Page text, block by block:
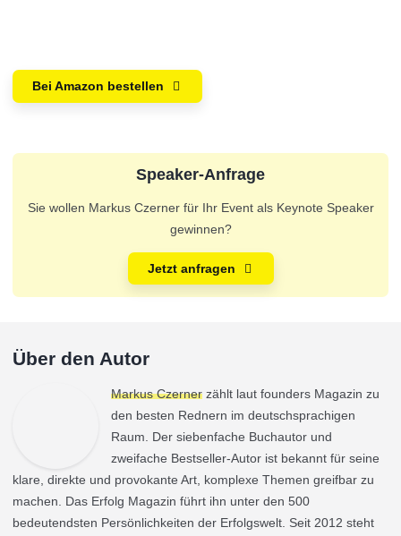
Bei Amazon bestellen
Speaker-Anfrage
Sie wollen Markus Czerner für Ihr Event als Keynote Speaker
gewinnen?
Jetzt anfragen
Über den Autor
Markus Czerner zählt laut founders Magazin zu
den besten Rednern im deutschsprachigen
Raum. Der siebenfache Buchautor und
zweifache Bestseller-Autor ist bekannt für seine
klare, direkte und provokante Art, komplexe Themen greifbar zu
machen. Das Erfolg Magazin führt ihn unter den 500
bedeutendsten Persönlichkeiten der Erfolgswelt. Seit 2012 steht